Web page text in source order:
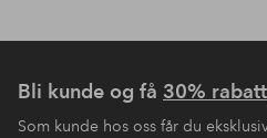
Bli kunde og få 30%
Som kunde hos oss får du